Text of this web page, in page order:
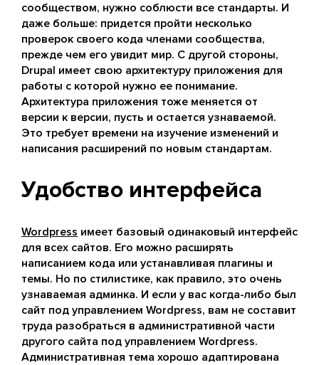
сообществом, нужно соблюсти все стандарты. И
даже больше: придется пройти несколько
проверок своего кода членами сообщества,
прежде чем его увидит мир. С другой стороны,
Drupal имеет свою архитектуру приложения для
работы с которой нужно ее понимание.
Архитектура приложения тоже меняется от
версии к версии, пусть и остается узнаваемой.
Это требует времени на изучение изменений и
написания расширений по новым стандартам.
Удобство интерфейса
Wordpress имеет базовый одинаковый интерфейс
для всех сайтов. Его можно расширять
написанием кода или устанавливая плагины и
темы. Но по стилистике, как правило, это очень
узнаваемая админка. И если у вас когда-либо был
сайт под управлением Wordpress, вам не составит
труда разобраться в административной части
другого сайта под управлением Wordpress.
Административная тема хорошо адаптирована